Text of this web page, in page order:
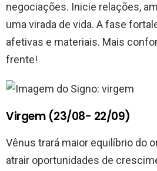
negociações. Inicie relações,
uma virada de vida. A fase
afetivas e materiais. Mais
frente!
Virgem (23/08- 22/09)
Vênus trará maior equilíbrio do
atrair oportunidades de